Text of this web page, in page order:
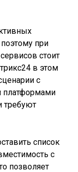
при
стоит
в этом
с
платформами
требуют
список
с
позволяет